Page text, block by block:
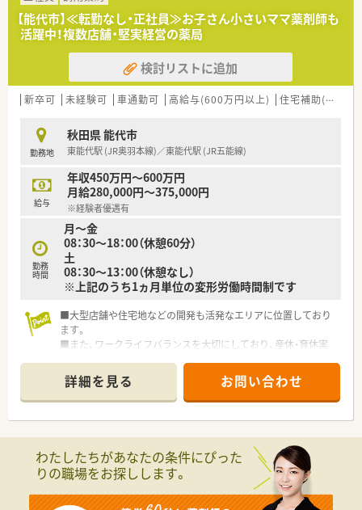
掲げます。
■東北エリアを中心に地域密着型の店舗展開を行っており、衣食
住の「住」を支えるヘルスケア事業を重要な柱として位置づけて
います。
■地域ニーズを先取りする「ヘルスケアステーション」の構築を
目指し、調剤を核としたトータルサポートを社会に提供していま
す。
【想定される業務内容】
■処方箋に基づいた調剤業務や服薬指導に加え、レセプト業務や
監査、OTC医薬品の販売など薬剤師としての幅広い業務を担いま
す。
■ドラッグストア併設店として地域の患者様からの健康相談に
応じ、セルフメディケーションの推進に貢献する役割も期待され
ます。
■漢方薬の取り扱いにも注力しているため、一般的な調剤薬局で
は触れる機会の少ない多種多様な漢方製剤の知識を学べる環境
です。
【能代市】≪転勤なし・正社員≫お子さん小さいママ薬剤師も
活躍中！複数店舗・堅実経営の薬局
検討リストに追加
新卒可 未経験可 車通勤可 高給与(600万円以上) 住宅補助(手当)あり
勤務地
秋田県 能代市
東能代駅 (JR奥羽本線)／東能代駅 (JR五能線)
給与
年収450万円～600万円
月給280,000円～375,000円
※経験者優遇有
勤務
時間
月～金
08：30～18：00（休憩60分）
土
08：30～13：00（休憩なし）
※上記のうち1ヵ月単位の変形労働時間制です
■大型店舗や住宅地などの開発も活発なエリアに位置しており
ます。
■また、ワークライフバランスを大切にしており、産休・育休実
る環境があります。
詳細を見る お問い合わせ
わたしたちがあなたの条件にぴった
りの職場をお探しします。